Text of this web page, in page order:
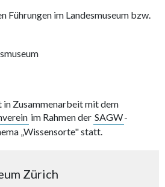
im Landesmuseum bzw.
Zusammenarbeit mit dem
im Rahmen der SAGW-
„Wissensorte" statt.
Zürich